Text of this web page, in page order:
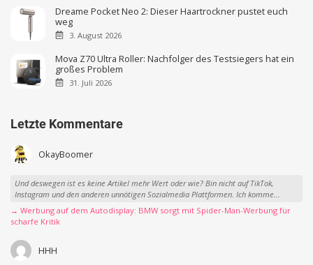
Dreame Pocket Neo 2: Dieser Haartrockner pustet euch
weg
3. August 2026
Mova Z70 Ultra Roller: Nachfolger des Testsiegers hat ein
großes Problem
31. Juli 2026
Letzte Kommentare
OkayBoomer
Und deswegen ist es keine Artikel mehr Wert oder wie? Bin nicht auf TikTok,
Instagram und den anderen unnötigen Sozialmedia Plattformen. Ich komme...
→ Werbung auf dem Autodisplay: BMW sorgt mit Spider-Man-Werbung für
scharfe Kritik
HHH